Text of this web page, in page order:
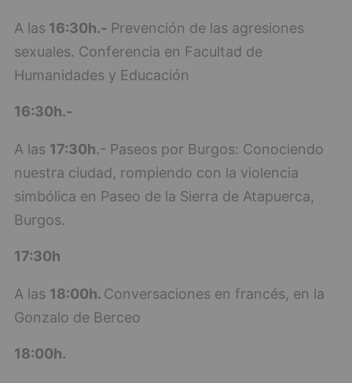
A las 16:30h.- Prevención de las agresiones
sexuales. Conferencia en Facultad de
Humanidades y Educación
16:30h.-
A las 17:30h.- Paseos por Burgos: Conociendo
nuestra ciudad, rompiendo con la violencia
simbólica en Paseo de la Sierra de Atapuerca,
Burgos.
17:30h
A las 18:00h. Conversaciones en francés, en la
Gonzalo de Berceo
18:00h.